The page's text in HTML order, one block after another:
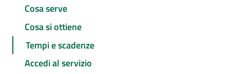
Cosa serve
Cosa si ottiene
Tempi e scadenze
Accedi al servizio